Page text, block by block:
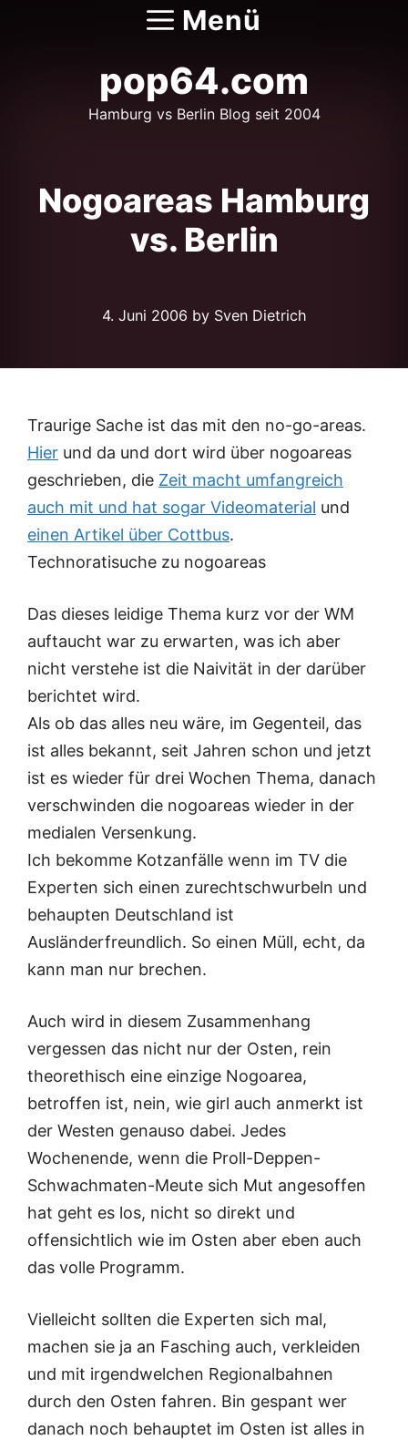
Menü
pop64.com
Hamburg vs Berlin Blog seit 2004
Nogoareas Hamburg
vs. Berlin
4. Juni 2006 by Sven Dietrich
Traurige Sache ist das mit den no-go-areas.
Hier und da und dort wird über nogoareas
geschrieben, die Zeit macht umfangreich
auch mit und hat sogar Videomaterial und
einen Artikel über Cottbus.
Technoratisuche zu nogoareas
Das dieses leidige Thema kurz vor der WM
auftaucht war zu erwarten, was ich aber
nicht verstehe ist die Naivität in der darüber
berichtet wird.
Als ob das alles neu wäre, im Gegenteil, das
ist alles bekannt, seit Jahren schon und jetzt
ist es wieder für drei Wochen Thema, danach
verschwinden die nogoareas wieder in der
medialen Versenkung.
Ich bekomme Kotzanfälle wenn im TV die
Experten sich einen zurechtschwurbeln und
behaupten Deutschland ist
Ausländerfreundlich. So einen Müll, echt, da
kann man nur brechen.
Auch wird in diesem Zusammenhang
vergessen das nicht nur der Osten, rein
theorethisch eine einzige Nogoarea,
betroffen ist, nein, wie girl auch anmerkt ist
der Westen genauso dabei. Jedes
Wochenende, wenn die Proll-Deppen-
Schwachmaten-Meute sich Mut angesoffen
hat geht es los, nicht so direkt und
offensichtlich wie im Osten aber eben auch
das volle Programm.
Vielleicht sollten die Experten sich mal,
machen sie ja an Fasching auch, verkleiden
und mit irgendwelchen Regionalbahnen
durch den Osten fahren. Bin gespant wer
danach noch behauptet im Osten ist alles in